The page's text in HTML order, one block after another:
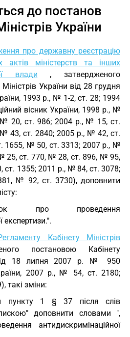
до постанов
України
про державну реєстрацію
актів міністерств та інших
влади , затвердженого
України від 28 грудня
1993 р., № 1-2, ст. 28; 1994
вісник України, 1998 р., №
20, ст. 986; 2004 р., № 15, ст.
43, ст. 2840; 2005 р., № 42, ст.
1655, № 50, ст. 3313; 2007 р., №
25, ст. 770, № 28, ст. 896, № 95,
ст. 1355; 2011 р., № 84, ст. 3078;
№ 92, ст. 3730), доповнити
про проведення
експертизи.".
Кабінету Міністрів
постановою Кабінету
від 18 липня 2007 р. № 950
2007 р., № 54, ст. 2180;
такі зміни:
пункту 1 § 37 після слів
доповнити словами ",
антидискримінаційної